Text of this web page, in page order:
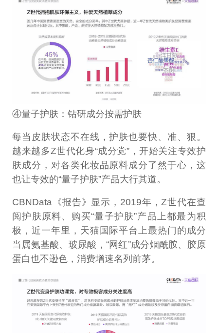
④量子护肤：钻研成分按需护肤
每当皮肤状态不在线，护肤也要快、准、狠。
越来越多Z世代化身“成分党”，开始关注专效护
肤成分，对各类化妆品原料成分了然于心，这
也让专效的“量子护肤”产品大行其道。
CBNData《报告》显示，2019年，Z世代在查
阅护肤原料、购买“量子护肤”产品上都最为积
极，近一年里，天猫国际平台上最热门的成分
当属氨基酸、玻尿酸，“网红”成分烟酰胺、胶原
蛋白也不逊色，消费增速名列前茅。